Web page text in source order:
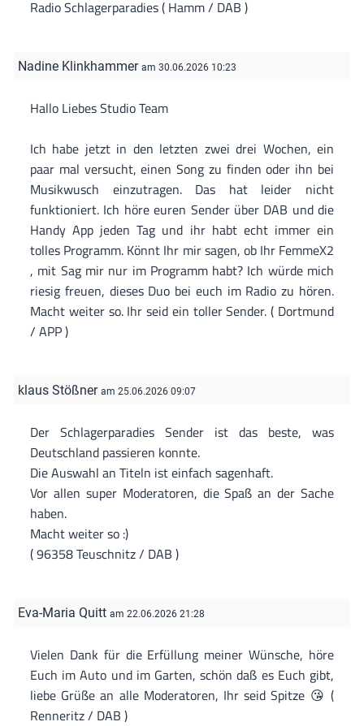
Radio Schlagerparadies ( Hamm / DAB )
Nadine Klinkhammer am 30.06.2026 10:23
Hallo Liebes Studio Team
Ich habe jetzt in den letzten zwei drei Wochen, ein
paar mal versucht, einen Song zu finden oder ihn bei
Musikwusch einzutragen. Das hat leider nicht
funktioniert. Ich höre euren Sender über DAB und die
Handy App jeden Tag und ihr habt echt immer ein
tolles Programm. Könnt Ihr mir sagen, ob Ihr FemmeX2
, mit Sag mir nur im Programm habt? Ich würde mich
riesig freuen, dieses Duo bei euch im Radio zu hören.
Macht weiter so. Ihr seid ein toller Sender. ( Dortmund
/ APP )
klaus Stößner am 25.06.2026 09:07
Der Schlagerparadies Sender ist das beste, was
Deutschland passieren konnte.
Die Auswahl an Titeln ist einfach sagenhaft.
Vor allen super Moderatoren, die Spaß an der Sache
haben.
Macht weiter so :)
( 96358 Teuschnitz / DAB )
Eva-Maria Quitt am 22.06.2026 21:28
Vielen Dank für die Erfüllung meiner Wünsche, höre
Euch im Auto und im Garten, schön daß es Euch gibt,
liebe Grüße an alle Moderatoren, Ihr seid Spitze 😘 (
Renneritz / DAB )